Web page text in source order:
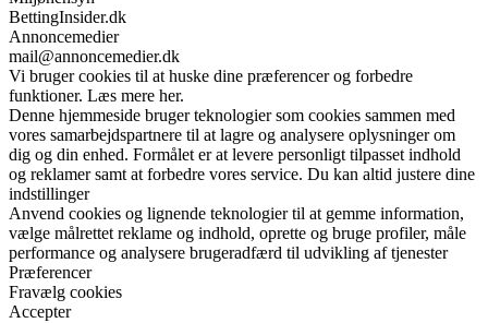
BettingInsider.dk
Annoncemedier
mail@annoncemedier.dk
Vi bruger cookies til at huske dine præferencer og forbedre
funktioner. Læs mere her.
Denne hjemmeside bruger teknologier som cookies sammen med
vores samarbejdspartnere til at lagre og analysere oplysninger om
dig og din enhed. Formålet er at levere personligt tilpasset indhold
og reklamer samt at forbedre vores service. Du kan altid justere dine
indstillinger
Anvend cookies og lignende teknologier til at gemme information,
vælge målrettet reklame og indhold, oprette og bruge profiler, måle
performance og analysere brugeradfærd til udvikling af tjenester
Præferencer
Fravælg cookies
Accepter